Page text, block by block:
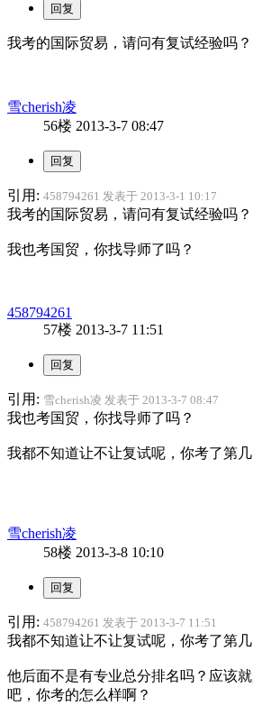
我考的国际贸易，请问有复试经验吗？
雪cherish凌
56楼 2013-3-7 08:47
引用: 458794261 发表于 2013-3-1 10:17
我考的国际贸易，请问有复试经验吗？
我也考国贸，你找导师了吗？
458794261
57楼 2013-3-7 11:51
引用: 雪cherish凌 发表于 2013-3-7 08:47
我也考国贸，你找导师了吗？
我都不知道让不让复试呢，你考了第
雪cherish凌
58楼 2013-3-8 10:10
引用: 458794261 发表于 2013-3-7 11:51
我都不知道让不让复试呢，你考了第
他后面不是有专业总分排名吗？应该
吧，你考的怎么样啊？